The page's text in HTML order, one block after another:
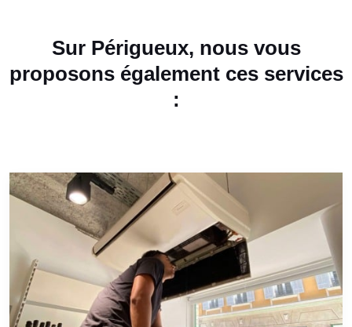
Sur Périgueux, nous vous
proposons également ces services
: